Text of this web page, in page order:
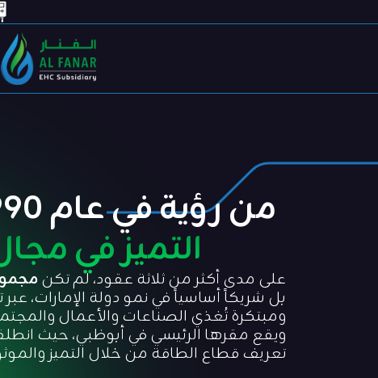
من رؤية في عام 1990 إلى
التميز في
على مدى أكثر من ثلاثة عقود، لم تكن
بل شريكاً أساسياً في نمو دولة الإمارات،
ويقع مقرها الرئيسي في أبوظبي، حيث
تعريف قطاع الطاقة من خلال التميز